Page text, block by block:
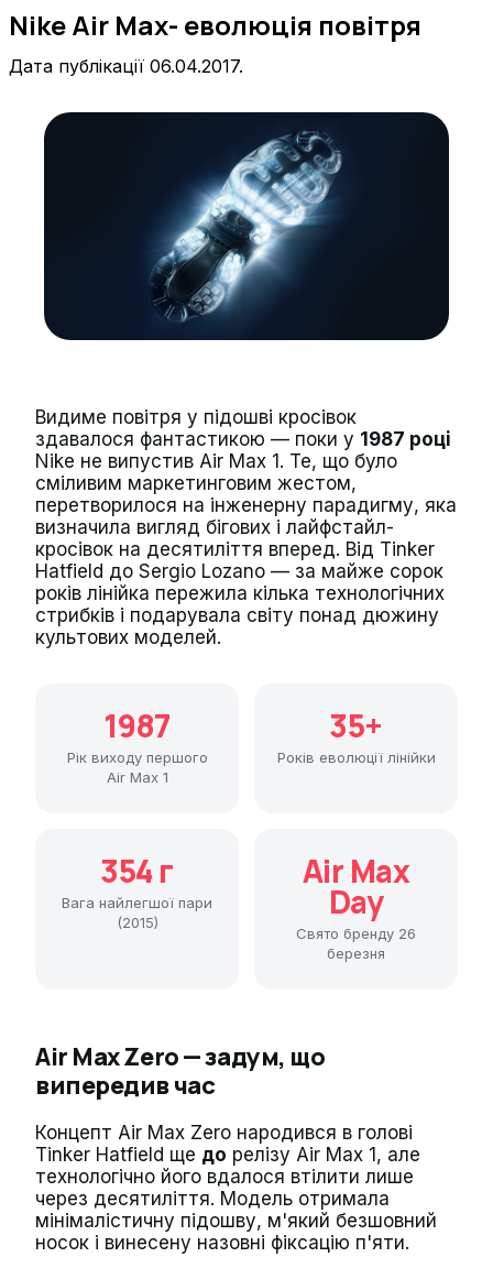
Nike Air Max- еволюція повітря
Дата публікації 06.04.2017.
Видиме повітря у підошві кросівок
здавалося фантастикою — поки у 1987 році
Nike не випустив Air Max 1. Те, що було
сміливим маркетинговим жестом,
перетворилося на інженерну парадигму, яка
визначила вигляд бігових і лайфстайл-
кросівок на десятиліття вперед. Від Tinker
Hatfield до Sergio Lozano — за майже сорок
років лінійка пережила кілька технологічних
стрибків і подарувала світу понад дюжину
культових моделей.
1987
Рік виходу першого
Air Max 1
35+
Років еволюції лінійки
354 г
Вага найлегшої пари
(2015)
Air Max
Day
Свято бренду 26
березня
Air Max Zero — задум, що
випередив час
Концепт Air Max Zero народився в голові
Tinker Hatfield ще до релізу Air Max 1, але
технологічно його вдалося втілити лише
через десятиліття. Модель отримала
мінімалістичну підошву, м'який безшовний
носок і винесену назовні фіксацію п'яти.